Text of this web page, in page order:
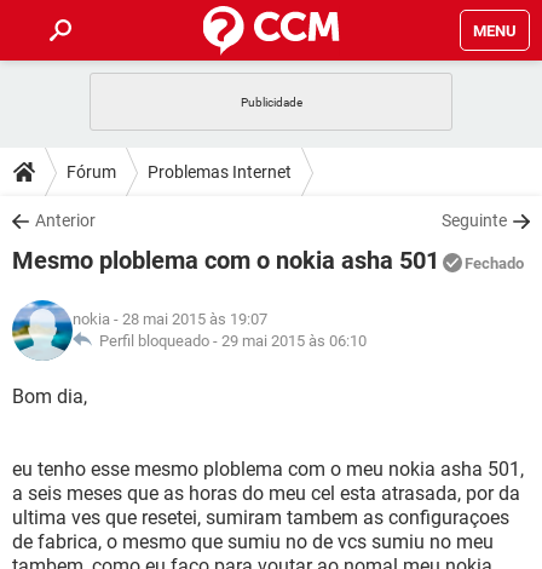
MENU
CELULAR FACEBOOK
OUTLOOK
INSTAGRAM GMAIL
GUIA DE COMPRAS
DICAS
JOGOS WHATSAPP
INSTAGRAM
GUIA DE COMPRAS
DOWNLOADS
JOGOS WHATSAPP
CELULAR
OUTLOOK EXCEL
INSTAGRAM
JOGOS
CELULAR
OUTLOOK
GUIA DE COMPRAS
GLOSSÁRIO
JOGOS
OUTLOOK EXCEL
INSTAGRAM GMAIL
GUIA DE COMPRAS
Fórum Problemas Internet
Anterior Seguinte
Mesmo ploblema com o nokia asha 501 Fechado
nokia - 28 mai 2015 às 19:07
Perfil bloqueado - 29 mai 2015 às 06:10
Bom dia,
eu tenho esse mesmo ploblema com o meu nokia asha 501,
a seis meses que as horas do meu cel esta atrasada, por da
ultima ves que resetei, sumiram tambem as configuraçoes
de fabrica, o mesmo que sumiu no de vcs sumiu no meu